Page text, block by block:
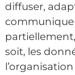
diffuser,
soit, les